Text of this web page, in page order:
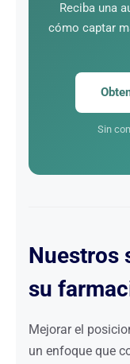
Reciba una
cómo captar
Sin
Nuestros
su
Mejorar el
un enfoque que